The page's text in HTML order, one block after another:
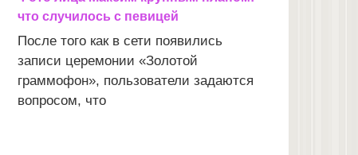
что случилось с певицей
После того как в сети появились
записи церемонии «Золотой
граммофон», пользователи задаются
вопросом, что